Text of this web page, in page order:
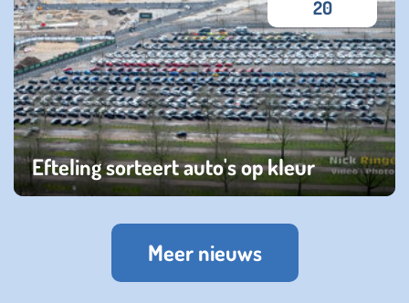
Efteling sorteert auto's op kleur
20
Meer nieuws